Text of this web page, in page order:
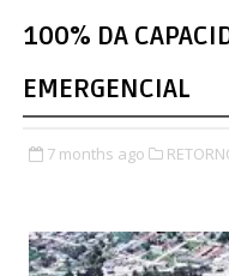
100% DA
EMERGENCIAL
7 months ago